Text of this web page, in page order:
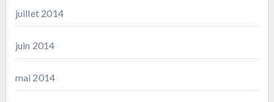
juillet 2014
juin 2014
mai 2014